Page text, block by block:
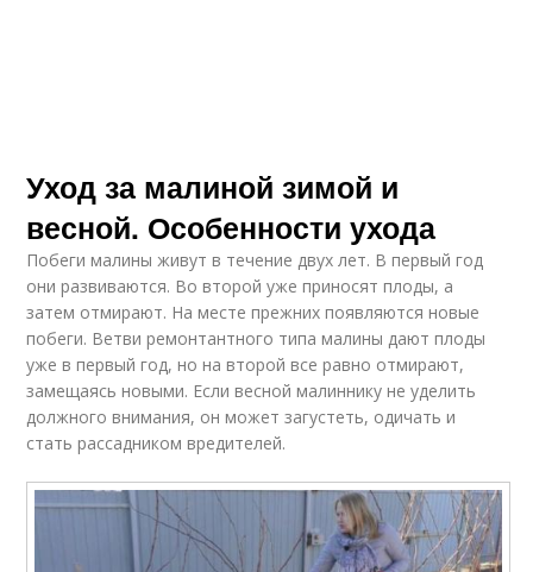
Уход за малиной зимой и
весной. Особенности ухода
Побеги малины живут в течение двух лет. В первый год
они развиваются. Во второй уже приносят плоды, а
затем отмирают. На месте прежних появляются новые
побеги. Ветви ремонтантного типа малины дают плоды
уже в первый год, но на второй все равно отмирают,
замещаясь новыми. Если весной малиннику не уделить
должного внимания, он может загустеть, одичать и
стать рассадником вредителей.